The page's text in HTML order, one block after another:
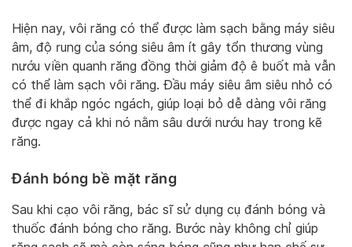
Hiện nay, vôi răng có thể được làm sạch bằng máy siêu
âm, độ rung của sóng siêu âm ít gây tổn thương vùng
nướu viền quanh răng đồng thời giảm độ ê buốt mà vẫn
có thể làm sạch vôi răng. Đầu máy siêu âm siêu nhỏ có
thể đi khắp ngóc ngách, giúp loại bỏ dễ dàng vôi răng
được ngay cả khi nó nằm sâu dưới nướu hay trong kẽ
răng.
Đánh bóng bề mặt răng
Sau khi cạo vôi răng, bác sĩ sử dụng cụ đánh bóng và
thuốc đánh bóng cho răng. Bước này không chỉ giúp